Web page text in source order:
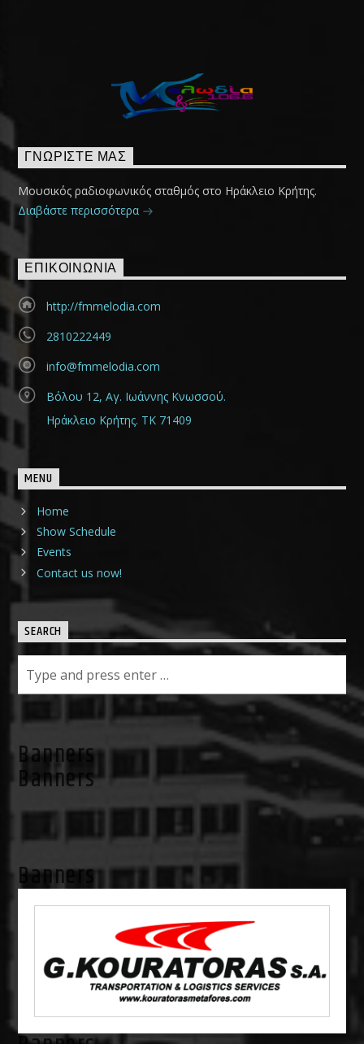
ΓΝΩΡΊΣΤΕ ΜΑΣ
Μουσικός ραδιοφωνικός σταθμός στο Ηράκλειο Κρήτης.
Διαβάστε περισσότερα
ΕΠΙΚΟΙΝΩΝΊΑ
http://fmmelodia.com
2810222449
info@fmmelodia.com
Βόλου 12, Αγ. Ιωάννης Κνωσσού.
Ηράκλειο Κρήτης. ΤΚ 71409
MENU
Home
Show Schedule
Events
Contact us now!
SEARCH
Banners
Banners
Banners